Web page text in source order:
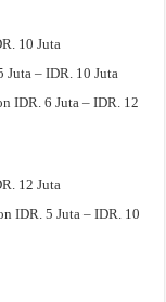
10 Juta
– IDR. 10 Juta
IDR. 6 Juta – IDR. 12
12 Juta
IDR. 5 Juta – IDR. 10